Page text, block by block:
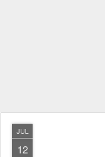
JUL
12